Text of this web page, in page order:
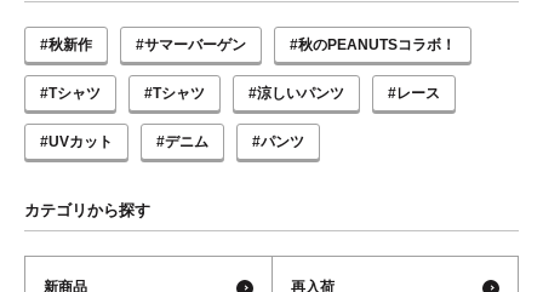
#秋新作 #サマーバーゲン #秋のPEANUTSコラボ！
#Tシャツ #Tシャツ #涼しいパンツ #レース
#UVカット #デニム #パンツ
カテゴリから探す
新商品 再入荷